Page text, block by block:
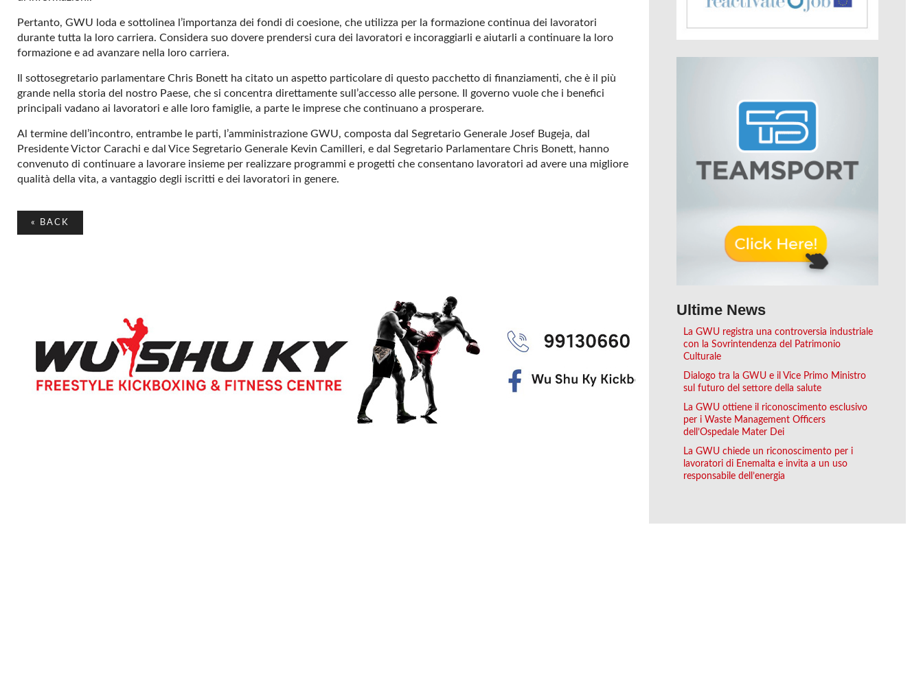
Pertanto, GWU loda e sottolinea l’importanza dei fondi di coesione, che utilizza per la formazione continua dei lavoratori
durante tutta la loro carriera. Considera suo dovere prendersi cura dei lavoratori e incoraggiarli e aiutarli a continuare la loro
formazione e ad avanzare nella loro carriera.
Il sottosegretario parlamentare Chris Bonett ha citato un aspetto particolare di questo pacchetto di finanziamenti, che è il più
grande nella storia del nostro Paese, che si concentra direttamente sull’accesso alle persone. Il governo vuole che i benefici
principali vadano ai lavoratori e alle loro famiglie, a parte le imprese che continuano a prosperare.
Al termine dell’incontro, entrambe le parti, l’amministrazione GWU, composta dal Segretario Generale Josef Bugeja, dal
Presidente Victor Carachi e dal Vice Segretario Generale Kevin Camilleri, e dal Segretario Parlamentare Chris Bonett, hanno
convenuto di continuare a lavorare insieme per realizzare programmi e progetti che consentano lavoratori ad avere una migliore
qualità della vita, a vantaggio degli iscritti e dei lavoratori in genere.
« BACK
Ultime News
La GWU registra una controversia industriale
con la Sovrintendenza del Patrimonio
Culturale
Dialogo tra la GWU e il Vice Primo Ministro
sul futuro del settore della salute
La GWU ottiene il riconoscimento esclusivo
per i Waste Management Officers
dell’Ospedale Mater Dei
La GWU chiede un riconoscimento per i
lavoratori di Enemalta e invita a un uso
responsabile dell’energia